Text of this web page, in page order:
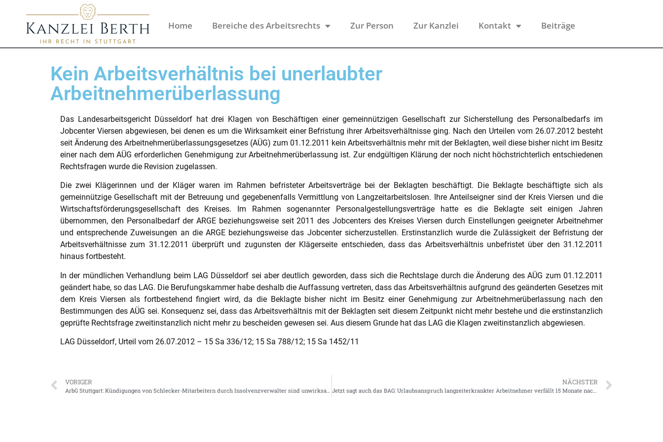
Home Bereiche des Arbeitsrechts Zur Person Zur Kanzlei Kontakt Beiträge
Kein Arbeitsverhältnis bei unerlaubter
Arbeitnehmerüberlassung
Das Landesarbeitsgericht Düsseldorf hat drei Klagen von Beschäftigen einer gemeinnützigen Gesellschaft zur Sicherstellung des Personalbedarfs im
Jobcenter Viersen abgewiesen, bei denen es um die Wirksamkeit einer Befristung ihrer Arbeitsverhältnisse ging. Nach den Urteilen vom 26.07.2012 besteht
seit Änderung des Arbeitnehmerüberlassungsgesetzes (AÜG) zum 01.12.2011 kein Arbeitsverhältnis mehr mit der Beklagten, weil diese bisher nicht im Besitz
einer nach dem AÜG erforderlichen Genehmigung zur Arbeitnehmerüberlassung ist. Zur endgültigen Klärung der noch nicht höchstrichterlich entschiedenen
Rechtsfragen wurde die Revision zugelassen.
Die zwei Klägerinnen und der Kläger waren im Rahmen befristeter Arbeitsverträge bei der Beklagten beschäftigt. Die Beklagte beschäftigte sich als
gemeinnützige Gesellschaft mit der Betreuung und gegebenenfalls Vermittlung von Langzeitarbeitslosen. Ihre Anteilseigner sind der Kreis Viersen und die
Wirtschaftsförderungsgesellschaft des Kreises. Im Rahmen sogenannter Personalgestellungsverträge hatte es die Beklagte seit einigen Jahren
übernommen, den Personalbedarf der ARGE beziehungsweise seit 2011 des Jobcenters des Kreises Viersen durch Einstellungen geeigneter Arbeitnehmer
und entsprechende Zuweisungen an die ARGE beziehungsweise das Jobcenter sicherzustellen. Erstinstanzlich wurde die Zulässigkeit der Befristung der
Arbeitsverhältnisse zum 31.12.2011 überprüft und zugunsten der Klägerseite entschieden, dass das Arbeitsverhältnis unbefristet über den 31.12.2011
hinaus fortbesteht.
In der mündlichen Verhandlung beim LAG Düsseldorf sei aber deutlich geworden, dass sich die Rechtslage durch die Änderung des AÜG zum 01.12.2011
geändert habe, so das LAG. Die Berufungskammer habe deshalb die Auffassung vertreten, dass das Arbeitsverhältnis aufgrund des geänderten Gesetzes mit
dem Kreis Viersen als fortbestehend fingiert wird, da die Beklagte bisher nicht im Besitz einer Genehmigung zur Arbeitnehmerüberlassung nach den
Bestimmungen des AÜG sei. Konsequenz sei, dass das Arbeitsverhältnis mit der Beklagten seit diesem Zeitpunkt nicht mehr bestehe und die erstinstanzlich
geprüfte Rechtsfrage zweitinstanzlich nicht mehr zu bescheiden gewesen sei. Aus diesem Grunde hat das LAG die Klagen zweitinstanzlich abgewiesen.
LAG Düsseldorf, Urteil vom 26.07.2012 – 15 Sa 336/12; 15 Sa 788/12; 15 Sa 1452/11
VORIGER NÄCHSTER
Jetzt sagt auch das BAG: Urlaubsanspruch langzeiterkrankter Arbeitnehmer verfällt 15 Monate nach Ablauf des Urlaubsjahres